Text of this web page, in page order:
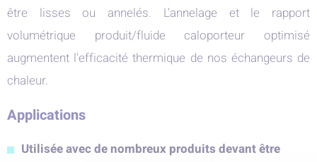
être lisses ou annelés. L'annelage et le rapport
volumétrique produit/fluide caloporteur optimisé
augmentent l'efficacité thermique de nos échangeurs de
chaleur.
Applications
Utilisée avec de nombreux produits devant être